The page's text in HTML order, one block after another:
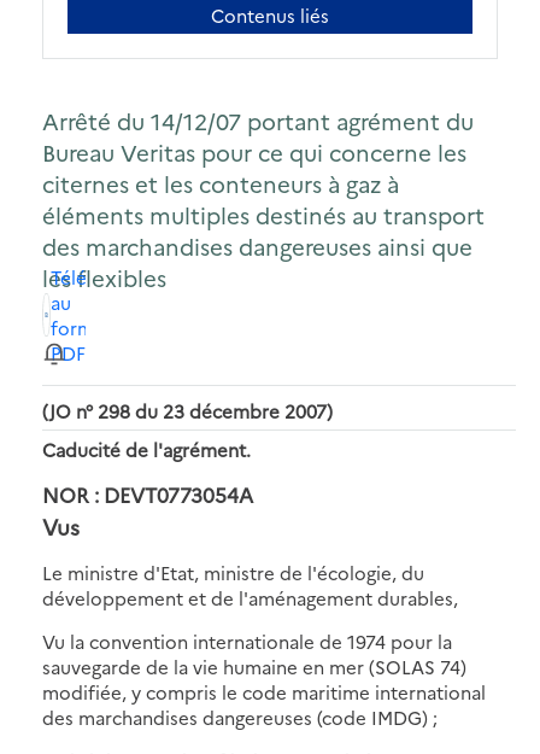
Contenus liés
Arrêté du 14/12/07 portant agrément du
Bureau Veritas pour ce qui concerne les
citernes et les conteneurs à gaz à
éléments multiples destinés au transport
des marchandises dangereuses ainsi que
les flexibles
Télécharger
au
format
PDF
(JO n° 298 du 23 décembre 2007)
Caducité de l'agrément.
NOR : DEVT0773054A
Vus
Le ministre d'Etat, ministre de l'écologie, du
développement et de l'aménagement durables,
Vu la convention internationale de 1974 pour la
sauvegarde de la vie humaine en mer (SOLAS 74)
modifiée, y compris le code maritime international
des marchandises dangereuses (code IMDG) ;